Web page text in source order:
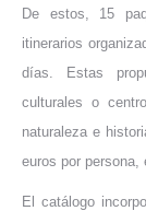
De estos, 15
itinerarios
días. Estas
culturales o
naturaleza e
euros por persona,
El catálogo